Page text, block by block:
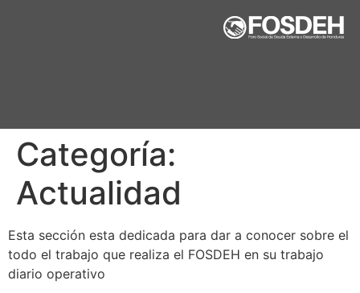
Categoría:
Actualidad
Esta sección esta dedicada para dar a conocer sobre el
todo el trabajo que realiza el FOSDEH en su trabajo
diario operativo